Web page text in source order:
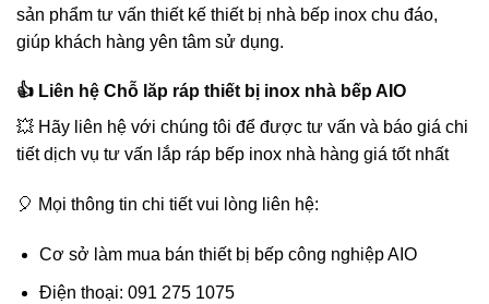
sản phẩm tư vấn thiết kế thiết bị nhà bếp inox chu đáo,
giúp khách hàng yên tâm sử dụng.
👍 Liên hệ Chỗ lăp ráp thiết bị inox nhà bếp AIO
💥 Hãy liên hệ với chúng tôi để được tư vấn và báo giá chi
tiết dịch vụ tư vấn lắp ráp bếp inox nhà hàng giá tốt nhất
🎈 Mọi thông tin chi tiết vui lòng liên hệ:
Cơ sở làm mua bán thiết bị bếp công nghiệp AIO
Điện thoại: 091 275 1075